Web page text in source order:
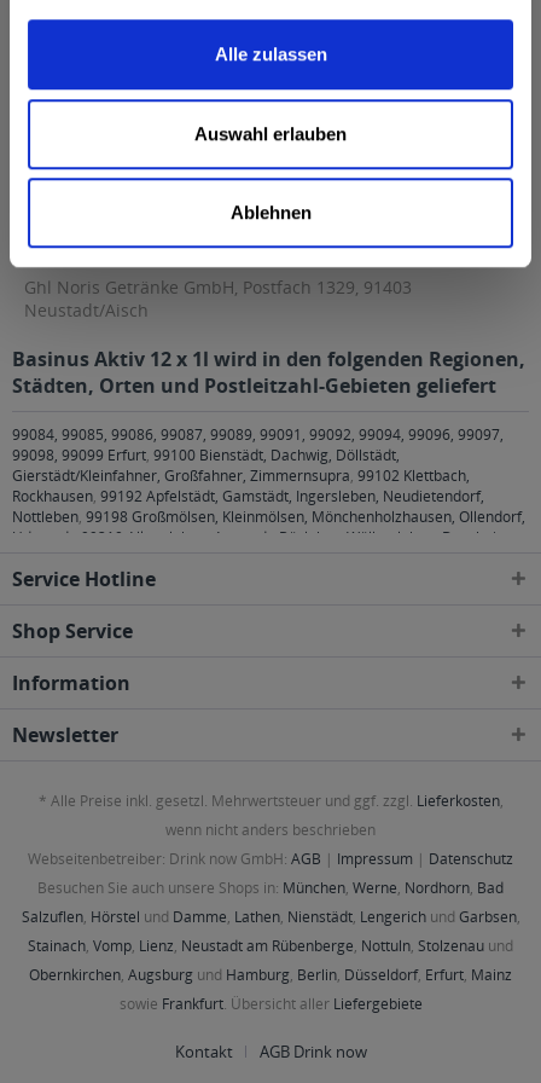
Alle zulassen
Auswahl erlauben
Ablehnen
Natürliches Mineralwasser mit Kohlensäure
Natürliches Mineralwasser mit Kohlensäure
Anmerkung: Sofern Allergene vorhanden sind, sind diese
mittels Großbuchstaben besonders hervorgehoben
mehr
Ghl Noris Getränke GmbH, Postfach 1329, 91403
Neustadt/Aisch
Basinus Aktiv 12 x 1l wird in den folgenden Regionen,
Städten, Orten und Postleitzahl-Gebieten geliefert
99084, 99085, 99086, 99087, 99089, 99091, 99092, 99094, 99096, 99097,
99098, 99099 Erfurt, 99100 Bienstädt, Dachwig, Döllstädt,
Gierstädt/Kleinfahner, Großfahner, Zimmernsupra, 99102 Klettbach,
Rockhausen, 99192 Apfelstädt, Gamstädt, Ingersleben, Neudietendorf,
Nottleben, 99198 Großmölsen, Kleinmölsen, Mönchenholzhausen, Ollendorf,
Udestedt
99310 Alkersleben, Arnstadt, Bösleben-Wüllersleben, Dornheim,
99334 Elleben, Elxleben, Ichtershausen, Kirchheim
Niederzimmern, Nohra, Ottstedt am Berge, Utzberg
Frankendorf, Großschwabhausen, Hammerstedt, Hohlstedt, Kiliansroda,
Umpferstedt,99867 Gotha
99869 Ballstädt, Brüheim, Bufleben, Ebenheim,
Remstädt, Schwabhaus
Kleinwelsbach, Mülverstedt, Neunheilingen, Schönstedt, Sundhausen,
Service Hotline
Shop Service
Information
Newsletter
* Alle Preise inkl. gesetzl. Mehrwertsteuer und ggf. zzgl. Lieferkosten,
wenn nicht anders beschrieben
Webseitenbetreiber: Drink now GmbH: AGB | Impressum | Datenschutz
Besuchen Sie auch unsere Shops in: München, Werne, Nordhorn, Bad
Salzuflen, Hörstel und Damme, Lathen, Nienstädt, Lengerichund Garbsen,
Stainach, Vomp, Lienz, Neustadt am Rübenberge, Nottuln, Stolzenau und
Obernkirchen, Augsburg und Hamburg, Berlin, Düsseldorf, Erfurt, Mainz
sowie Frankfurt. Übersicht aller Liefergebiete
Kontakt AGB Drink now